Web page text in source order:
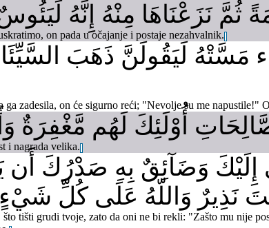
ثُمَّ نَزَعْنَاهَا مِنْهُ إِنَّهُ لَيَئُوسٌ
on pada u očajanje i postaje nezahvalnik.
مَسَّتْهُ لَيَقُولَنَّ ذَهَبَ
zadesila, on će sigurno reći; "Nevolje su me napustile!"
أُوْلَئِكَ لَهُم مَّغْفِرَةٌ
i nagrada velika.
وَضَآئِقٌ بِهِ صَدْرُكَ أَن
نَذِيرٌ وَاللّهُ عَلَى كُلِّ شَيْءٍ
tišti grudi tvoje, zato da oni ne bi rekli: "Zašto mu nije